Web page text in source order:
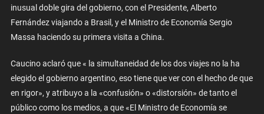
inusual doble gira del gobierno, con el Presidente, Alberto
Fernández viajando a Brasil, y el Ministro de Economía Sergio
Massa haciendo su primera visita a China.
Caucino aclaró que « la simultaneidad de los dos viajes no la ha
elegido el gobierno argentino, eso tiene que ver con el hecho de que
en rigor», y atribuyo a la «confusión» o «distorsión» de tanto el
público como los medios, a que «El Ministro de Economía se